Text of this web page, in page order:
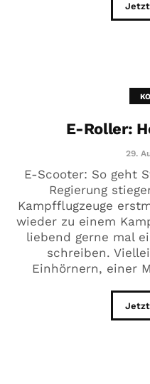
E-Roller:
29.
E-Scooter: So geht
Regierung
Kampfflugzeuge
wieder zu einem
liebend gerne mal
schreiben.
Einhörnern, einer